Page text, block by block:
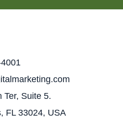
Ter, Suite 5.
FL 33024, USA